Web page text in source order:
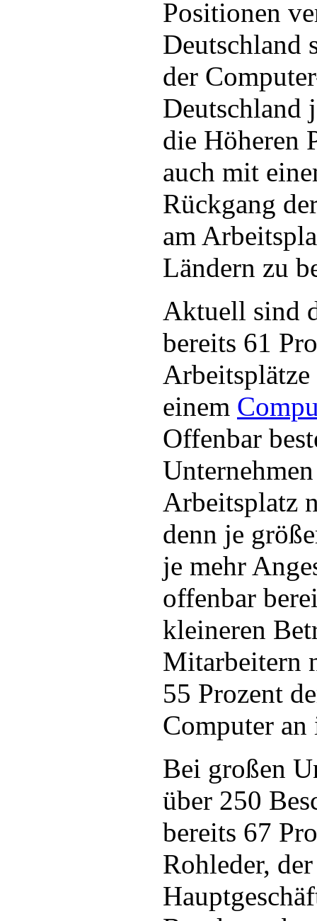
Positionen
Deutschland
der
Deutschland
die Höheren
auch mit
Rückgang
am
Ländern zu
Aktuell sind
bereits 61
einem
Offenbar
Arbeitsplatz
denn je
je mehr
offenbar
kleineren
Mitarbeitern
55 Prozent
Computer
Bei großen
über 250
bereits 67
Rohleder, der